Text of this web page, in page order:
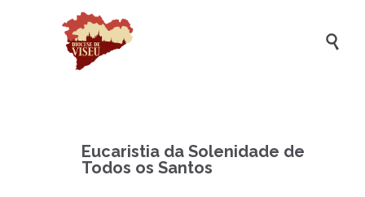

Eucaristia da Solenidade de
Todos os Santos